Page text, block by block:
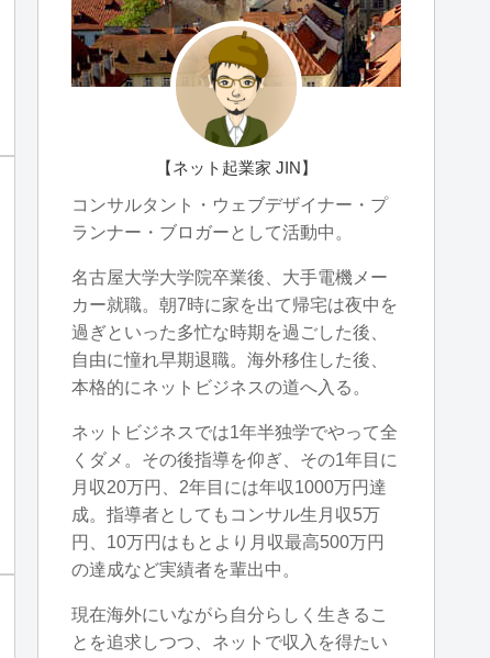
【ネット起業家 JIN】
コンサルタント・ウェブデザイナー・プ
ランナー・ブロガーとして活動中。
名古屋大学大学院卒業後、大手電機メー
カー就職。朝7時に家を出て帰宅は夜中を
過ぎといった多忙な時期を過ごした後、
自由に憧れ早期退職。海外移住した後、
本格的にネットビジネスの道へ入る。
ネットビジネスでは1年半独学でやって全
くダメ。その後指導を仰ぎ、その1年目に
月収20万円、2年目には年収1000万円達
成。指導者としてもコンサル生月収5万
円、10万円はもとより月収最高500万円
の達成など実績者を輩出中。
現在海外にいながら自分らしく生きるこ
とを追求しつつ、ネットで収入を得たい